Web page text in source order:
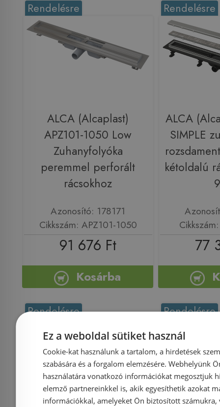
Rendelésre
ALCA (Alcaplast)
APZ101-1050 Low
Zuhanyfolyóka
peremmel perforált
rácsokhoz
Azonosító: 178171
Cikkszám: APZ101-1050
91 676 Ft
Kosárba
Rendelésre
ALCA
SIMPLE
kétoldalú
77
Rendelésre Rendelésre
Ez a weboldal sütiket használ
Cookie-kat használunk a tartalom, a hirdetések
szabására és a forgalom elemzésére. Webhelyünk
használatára vonatkozó információkat megosztjuk
elemző partnereinkkel is, akik egyesíthetik azokat
információkkal, amelyeket Ön biztosított számukra,